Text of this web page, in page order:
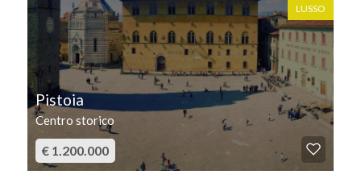
LUSSO
Pistoia
Centro storico
€ 1.200.000